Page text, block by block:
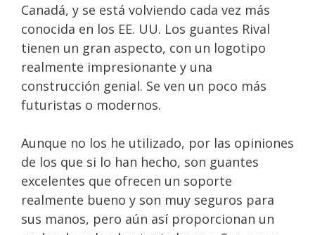
Canadá, y se está volviendo cada vez más
conocida en los EE. UU. Los guantes Rival
tienen un gran aspecto, con un logotipo
realmente impresionante y una
construcción genial. Se ven un poco más
futuristas o modernos.
Aunque no los he utilizado, por las opiniones
de los que si lo han hecho, son guantes
excelentes que ofrecen un soporte
realmente bueno y son muy seguros para
sus manos, pero aún así proporcionan un